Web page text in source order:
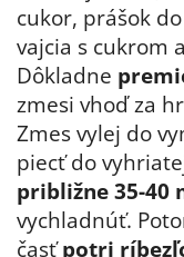
cukor, prášok
vajcia s cukrom
Dôkladne
zmesi vhoď za
Zmes vylej do
piecť do
približne 35-40
vychladnúť.
časťpotri